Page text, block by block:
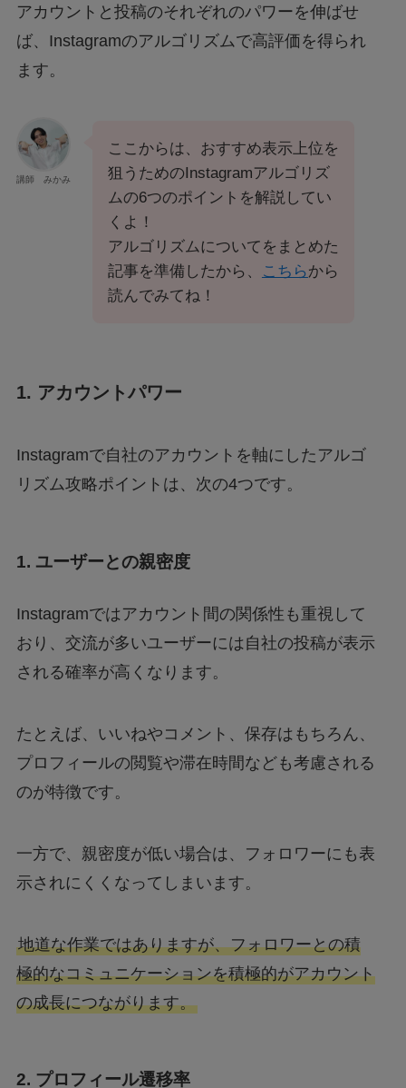
アカウントと投稿のそれぞれのパワーを伸ばせ
ば、Instagramのアルゴリズムで高評価を得られ
ます。
講師 みかみ
ここからは、おすすめ表示上位を
狙うためのInstagramアルゴリズ
ムの6つのポイントを解説してい
くよ！
アルゴリズムについてをまとめた
記事を準備したから、
こちらから
読んでみてね！
1. アカウントパワー
Instagramで自社のアカウントを軸にしたアルゴ
リズム攻略ポイントは、次の4つです。
1. ユーザーとの親密度
Instagramではアカウント間の関係性も重視して
おり、交流が多いユーザーには自社の投稿が表示
される確率が高くなります。
たとえば、いいねやコメント、保存はもちろん、
プロフィールの閲覧や滞在時間なども考慮される
のが特徴です。
一方で、親密度が低い場合は、フォロワーにも表
示されにくくなってしまいます。
地道な作業ではありますが、フォロワーとの積
極的なコミュニケーションを積極的がアカウント
の成長につながります。
2. プロフィール遷移率